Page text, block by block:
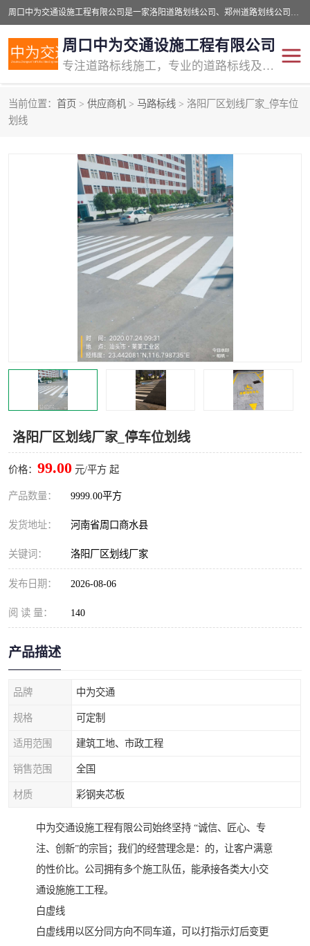
周口中为交通设施工程有限公司是一家洛阳道路划线公司、郑州道路划线公司、平顶山道路车位划线公司、开封车位划线公司、许昌道路车位划线公司、漯河道路车位划线公司，公司始终坚持“诚信、匠心、专注”的宗旨；我们的经营理念是：的服务。
周口中为交通设施工程有限公司
专注道路标线施工，专业的道路标线及交通设施施工服务商!
当前位置： 首页 > 供应商机 > 马路标线 > 洛阳厂区划线厂家_停车位
划线
洛阳厂区划线厂家_停车位划线
价格： 99.00 元/平方 起
产品数量： 9999.00平方
发货地址： 河南省周口商水县
关键词： 洛阳厂区划线厂家
发布日期： 2026-08-06
阅 读 量： 140
产品描述
品牌 中为交通
规格 可定制
适用范围 建筑工地、市政工程
销售范围 全国
材质 彩钢夹芯板
中为交通设施工程有限公司始终坚持 “诚信、匠心、专
注、创新”的宗旨；我们的经营理念是：的，让客户满意
的性价比。公司拥有多个施工队伍，能承接各类大小交
通设施施工工程。
白虚线
白虚线用以区分同方向不同车道，可以打指示灯后变更
交通道路标线
道路标线划线 马路标线
道路划线